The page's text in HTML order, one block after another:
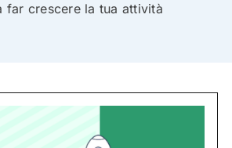
far crescere la tua attività